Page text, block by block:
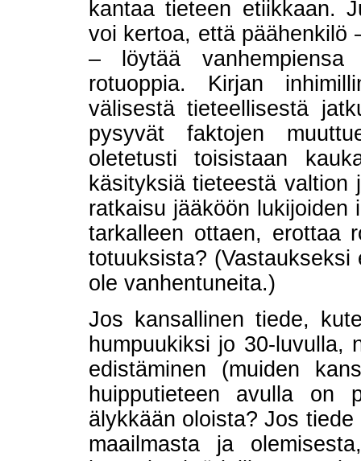
kantaa tieteen etiikkaan.
voi kertoa, että päähenkilö
– löytää vanhempiensa
rotuoppia. Kirjan
välisestä tieteellisestä
pysyvät faktojen
oletetusti toisistaan
käsityksiä tieteestä valtion
ratkaisu jääköön
tarkalleen ottaen, erottaa
totuuksista?
ole vanhentuneita.)
Jos kansallinen tiede,
humpuukiksi jo 30-luvulla,
edistäminen (muiden
huipputieteen avulla on
älykkään oloista? Jos
maailmasta ja